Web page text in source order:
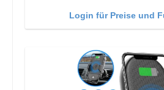
Login für Preise und